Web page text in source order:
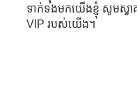
ទាក់ទងមកយើងខ្ញុំ សូមស្វាគ
VIP របស់យើង។